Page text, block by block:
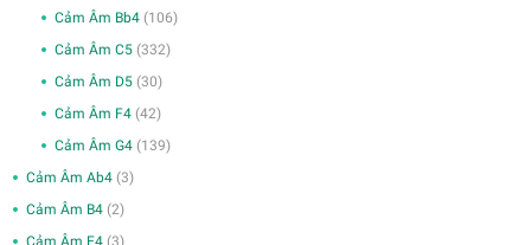
Cảm Âm Bb4 (106)
Cảm Âm C5 (332)
Cảm Âm D5 (30)
Cảm Âm F4 (42)
Cảm Âm G4 (139)
Cảm Âm Ab4 (3)
Cảm Âm B4 (2)
Cảm Âm E4 (3)